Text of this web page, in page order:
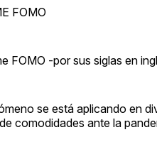
FOMO
FOMO -por sus siglas en
se está aplicando en
comodidades ante la